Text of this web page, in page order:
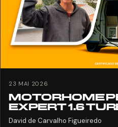
23 MAI 2026
MOTORHOME
EXPERT 1.6
David de Carvalho Figueiredo